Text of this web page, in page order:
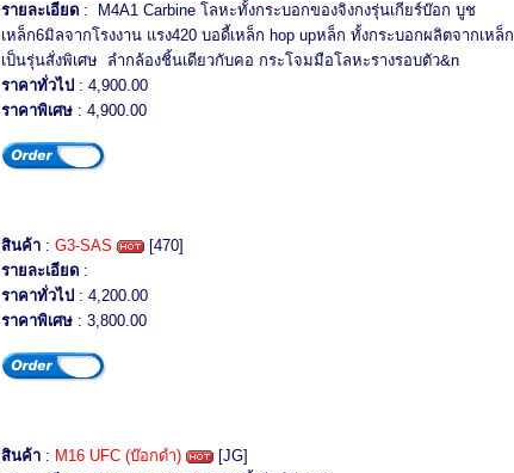
รายละเอียด : M4A1 Carbine โลหะทั้งกระบอกของจิงกงรุ่นเกียร์บ๊อก บูช
เหล็ก6มิลจากโรงงาน แรง420 บอดี้เหล็ก hop upหล็ก ทั้งกระบอกผลิตจากเหล็ก
เป็นรุ่นสั่งพิเศษ ลำกล้องชิ้นเดียวกับคอ กระโจมมือโลหะรางรอบตัว&n
ราคาทั่วไป : 4,900.00
ราคาพิเศษ : 4,900.00
สินค้า : G3-SAS
[470]
รายละเอียด :
ราคาทั่วไป : 4,200.00
ราคาพิเศษ : 3,800.00
สินค้า : M16 UFC (บ๊อกดำ)
[JG]